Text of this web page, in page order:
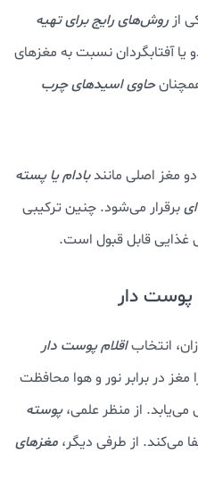
ازروش‌های رایج برای تهیه
یا آفتابگردان نسبت به مغزهای
حاوی اسیدهای چرب
مغز اصلی مانندبادام یا پسته
برقرار می‌شود. چنین ترکیبی
غذایی قابل قبول است.
انتخاباقلام پوست‌ دار
مغز در برابر نور و هوا محافظت
از منظر علمی،پوسته
می‌کند. از طرفی دیگر، مغزهای